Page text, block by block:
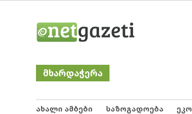
მხარდაჭერა
ახალი ამბები საზოგადოება